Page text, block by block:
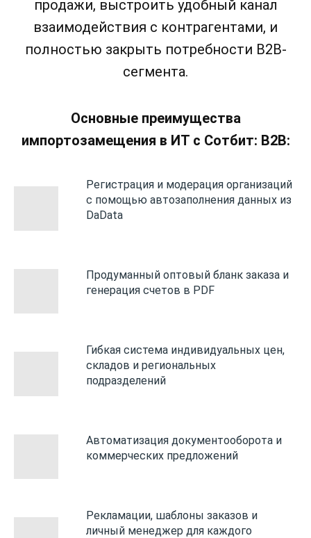
продажи, выстроить удобный канал
взаимодействия с контрагентами, и
полностью закрыть потребности B2B-
сегмента.
Основные преимущества
импортозамещения в ИТ с Сотбит: B2B:
Регистрация и модерация организаций
с помощью автозаполнения данных из
DaData
Продуманный оптовый бланк заказа и
генерация счетов в PDF
Гибкая система индивидуальных цен,
складов и региональных
подразделений
Автоматизация документооборота и
коммерческих предложений
Рекламации, шаблоны заказов и
личный менеджер для каждого